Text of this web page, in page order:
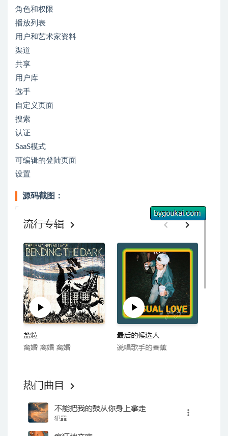
角色和权限
播放列表
用户和艺术家资料
渠道
共享
用户库
选手
自定义页面
搜索
认证
SaaS模式
可编辑的登陆页面
设置
源码截图：